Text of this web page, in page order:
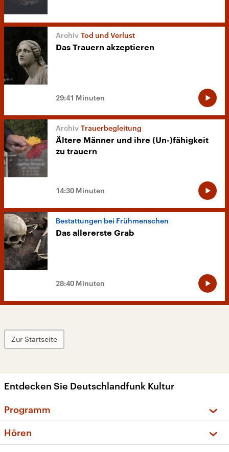
Tod und Verlust
Das Trauern akzeptieren
29:41 Minuten
Trauerbegleitung
Ältere Männer und ihre (Un-)fähigkeit
zu trauern
14:30 Minuten
Bestattungen bei Frühmenschen
Das allererste Grab
28:40 Minuten
Zur Startseite
Entdecken Sie Deutschlandfunk Kultur
Programm
Sendungen und Podcasts
Hören